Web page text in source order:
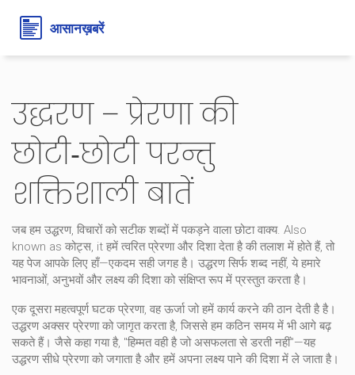
उद्धरण – प्रेरणा की
छोटी‑छोटी परन्तु
शक्तिशाली बातें
जब हम उद्धरण, विचारों को सटीक शब्दों में पकड़ने वाला छोटा वाक्य. Also
known as कोट्स, it हमें त्वरित प्रेरणा और दिशा देता हैकी तलाश में होते हैं, तो
यह पेज आपके लिए हाँ—एकदम सही जगह है। उद्धरण सिर्फ शब्द नहीं, ये हमारे
भावनाओं, अनुभवों और लक्ष्य की दिशा को संक्षिप्त रूप में प्रस्तुत करता है।
एक दूसरा महत्वपूर्ण घटकप्रेरणा, वह ऊर्जा जो हमें कार्य करने की ठान देती हैहै।
उद्धरण अक्सर प्रेरणाको जागृत करता है, जिससे हम कठिन समय में भी आगे बढ़
सकते हैं। जैसे कहा गया है, "हिम्मत वही है जो असफलता से डरती नहीं"—यह
उद्धरण सीधे प्रेरणा को जगाता है और हमें अपना लक्ष्य पाने की दिशा में ले जाता है।